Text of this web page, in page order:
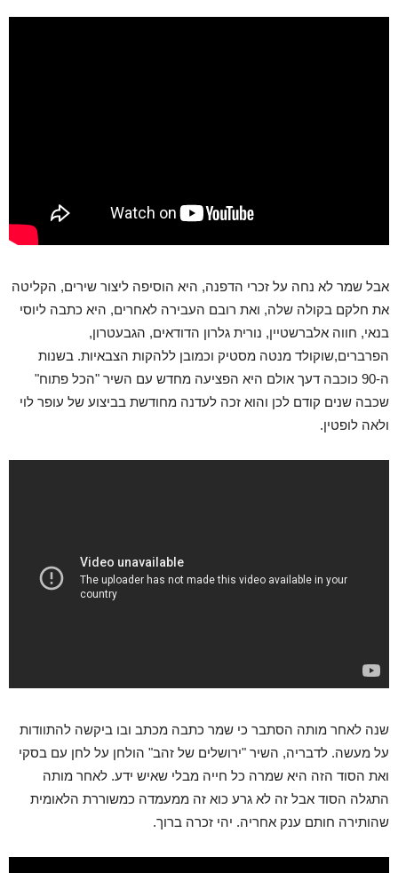
אבל שמר לא נחה על זכרי הדפנה, היא הוסיפה ליצור שירים, הקליטה
את חלקם בקולה שלה, ואת רובם העבירה לאחרים, היא כתבה ליוסי
בנאי, חווה אלברשטיין, נורית גלרון הדודאים, הגבעטרון,
הפרברים,שוקולד מנטה מסטיק וכמובן ללהקות הצבאיות. בשנות
ה-90 כוכבה דעך אולם היא הפציעה מחדש עם השיר "הכל פתוח"
שכבה שנים קודם לכן והוא זכה לעדנה מחודשת בביצוע של עופר לוי
ולאה לופטין.
שנה לאחר מותה הסתבר כי שמר כתבה מכתב ובו ביקשה להתוודות
על מעשה. לדבריה, השיר "ירושלים של זהב" הולחן על לחן עם בסקי
ואת הסוד הזה היא שמרה כל חייה מבלי שאיש ידע. לאחר מותה
התגלה הסוד אבל זה לא גרע כוא זה ממעמדה כמשוררת הלאומית
שהותירה חותם ענק אחריה. יהי זכרה ברוך.